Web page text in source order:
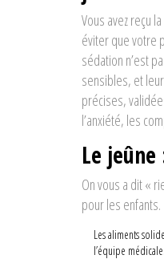
Vous avez reçu
éviter que votre
sédation n’est
sensibles, et
précises,
l’anxiété, les
Le
On vous a dit «
pour les enfants.
Les aliments
l’équipe médicale.